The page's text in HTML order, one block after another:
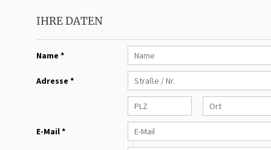
IHRE DATEN
Name *
Adresse *
E-Mail *